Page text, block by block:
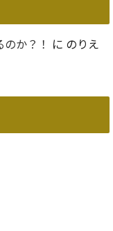
か？！ に のりえ